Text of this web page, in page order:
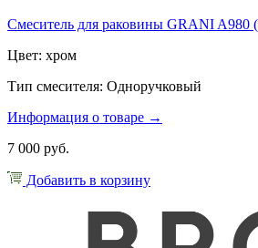
Смеситель для раковины GRANI A980
Цвет: хром
Тип смесителя: Одноручковый
Информация о товаре →
7 000 руб.
Добавить в корзину